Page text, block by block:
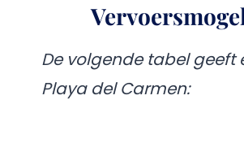
De volgende tabel geeft
Playa del Carmen: